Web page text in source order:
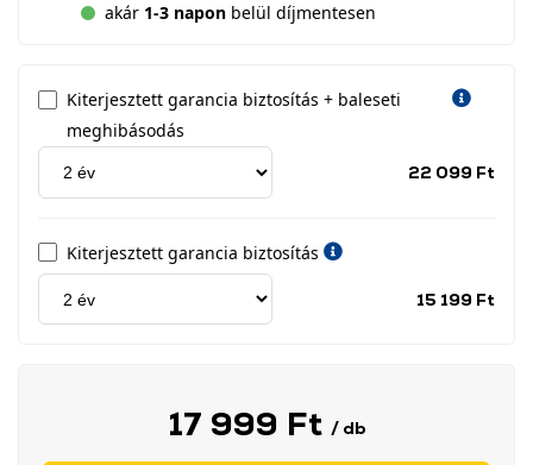
akár 1-3 napon belül díjmentesen
Kiterjesztett garancia biztosítás + baleseti
meghibásodás
22 099 Ft
Kiterjesztett garancia biztosítás
15 199 Ft
17 999 Ft / db